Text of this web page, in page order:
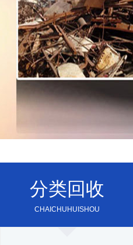
分类回收
CHAICHUHUISHOU